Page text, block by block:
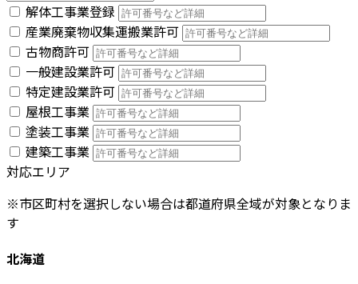
解体工事業登録
産業廃棄物収集運搬業許可
古物商許可
一般建設業許可
特定建設業許可
屋根工事業
塗装工事業
建築工事業
対応エリア
※市区町村を選択しない場合は都道府県全域が対象となりま
す
北海道